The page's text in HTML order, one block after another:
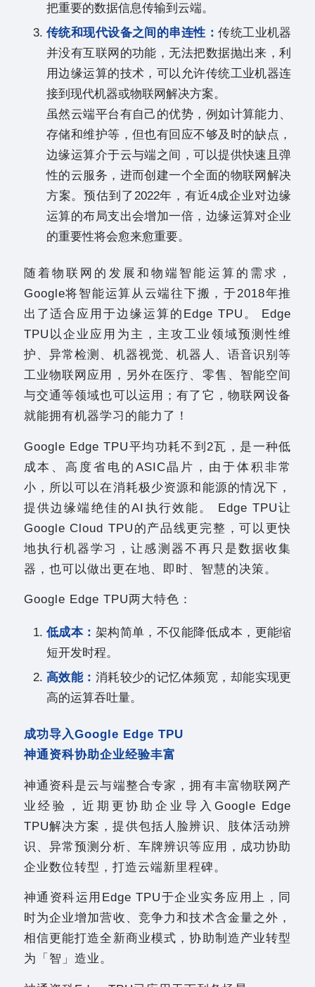
把重要的数据信息传输到云端。
传统和现代设备之间的串连性：传统工业机器
并没有互联网的功能，无法把数据抛出来，利
用边缘运算的技术，可以允许传统工业机器连
接到现代机器或物联网解决方案。
虽然云端平台有自己的优势，例如计算能力、
存储和维护等，但也有回应不够及时的缺点，
边缘运算介于云与端之间，可以提供快速且弹
性的云服务，进而创建一个全面的物联网解决
方案。预估到了2022年，有近4成企业对边缘
运算的布局支出会增加一倍，边缘运算对企业
的重要性将会愈来愈重要。
随着物联网的发展和物端智能运算的需求，
Google将智能运算从云端往下搬，于2018年推
出了适合应用于边缘运算的Edge TPU。 Edge
TPU以企业应用为主，主攻工业领域预测性维
护、异常检测、机器视觉、机器人、语音识别等
工业物联网应用，另外在医疗、零售、智能空间
与交通等领域也可以运用；有了它，物联网设备
就能拥有机器学习的能力了！
Google Edge TPU平均功耗不到2瓦，是一种低
成本、高度省电的ASIC晶片，由于体积非常
小，所以可以在消耗极少资源和能源的情况下，
提供边缘端绝佳的AI执行效能。 Edge TPU让
Google Cloud TPU的产品线更完整，可以更快
地执行机器学习，让感测器不再只是数据收集
器，也可以做出更在地、即时、智慧的决策。
Google Edge TPU两大特色：
低成本： 架构简单，不仅能降低成本，更能缩
短开发时程。
高效能： 消耗较少的记忆体频宽，却能实现更
高的运算吞吐量。
成功导入Google Edge TPU
神通资科协助企业经验丰富
神通资科是云与端整合专家，拥有丰富物联网产
业经验，近期更协助企业导入Google Edge
TPU解决方案，提供包括人脸辨识、肢体活动辨
识、异常预测分析、车牌辨识等应用，成功协助
企业数位转型，打造云端新里程碑。
神通资科运用Edge TPU于企业实务应用上，同
时为企业增加营收、竞争力和技术含金量之外，
相信更能打造全新商业模式，协助制造产业转型
为「智」造业。